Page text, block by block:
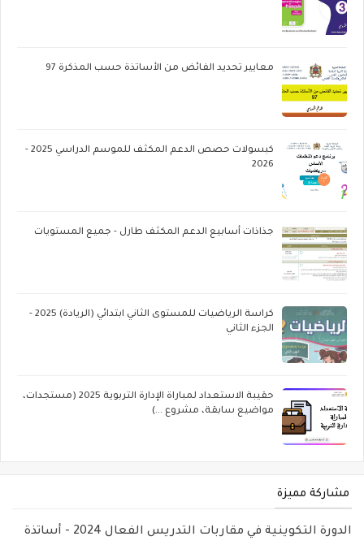
معايير تحديد الفائض من الأساتذة حسب المذكرة 97
كبسولات حصص الدعم المكثف للموسم الدراسي 2025 -
2026
جذاذات أسابيع الدعم المكثف طارل - جميع المستويات
كراسة الرياضيات للمستوى الثاني ابتدائي (الريادة) 2025 -
الجزء الثاني
حقيبة الاستعداد لمباراة الإدارة التربوية 2025 (مستجدات،
مواضيع سابقة، مشروع ...)
مشاركة مميزة
الدورة التكوينية في مقاربات التدريس الفعال 2024 - أساتذة